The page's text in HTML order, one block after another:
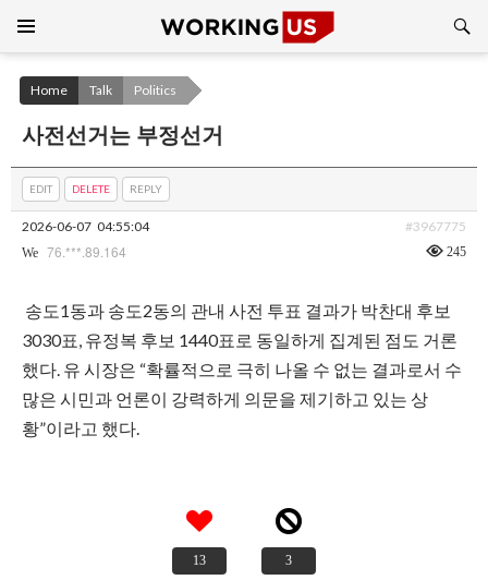
CONTENT
Home Talk Politics
사전선거는 부정선거
EDIT DELETE REPLY
2026-06-07 04:55:04 #3967775
We 76.***.89.164 245
송도1동과 송도2동의 관내 사전 투표 결과가 박찬대 후보
3030표, 유정복 후보 1440표로 동일하게 집계된 점도 거론
했다. 유 시장은 “확률적으로 극히 나올 수 없는 결과로서 수
많은 시민과 언론이 강력하게 의문을 제기하고 있는 상
황”이라고 했다.
13 3